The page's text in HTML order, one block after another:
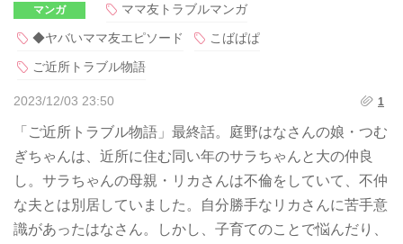
マンガ
ママ友トラブルマンガ
◆ヤバいママ友エピソード
こばぱぱ
ご近所トラブル物語
2023/12/03 23:50 1
「ご近所トラブル物語」最終話。庭野はなさんの娘・つむ
ぎちゃんは、近所に住む同い年のサラちゃんと大の仲良
し。サラちゃんの母親・リカさんは不倫をしていて、不仲
な夫とは別居していました。自分勝手なリカさんに苦手意
識があったはなさん。しかし、子育てのことで悩んだり、